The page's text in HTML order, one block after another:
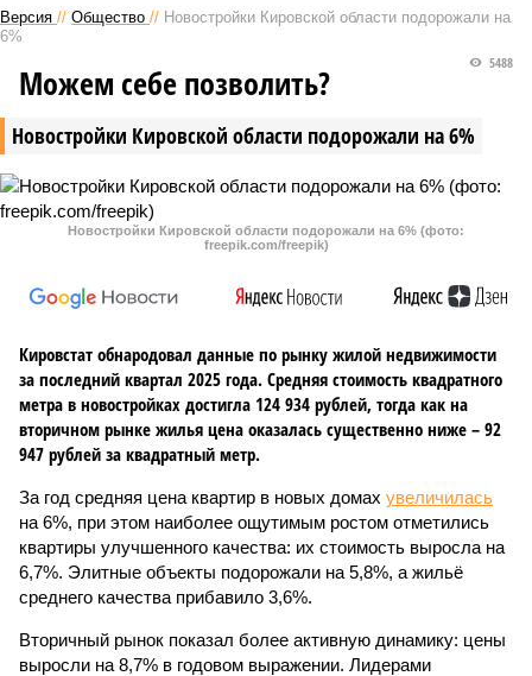
Версия // Общество // Новостройки Кировской области подорожали на
6%
Новостройки Кировской области подорожали на 6%
5488
Можем себе позволить?
Новостройки Кировской области подорожали на 6% (фото:
freepik.com/freepik)
Кировстат обнародовал данные по рынку жилой недвижимости
за последний квартал 2025 года. Средняя стоимость квадратного
метра в новостройках достигла 124 934 рублей, тогда как на
вторичном рынке жилья цена оказалась существенно ниже – 92
947 рублей за квадратный метр.
За год средняя цена квартир в новых домах увеличилась
на 6%, при этом наиболее ощутимым ростом отметились
квартиры улучшенного качества: их стоимость выросла на
6,7%. Элитные объекты подорожали на 5,8%, а жильё
среднего качества прибавило 3,6%.
Вторичный рынок показал более активную динамику: цены
выросли на 8,7% в годовом выражении. Лидерами